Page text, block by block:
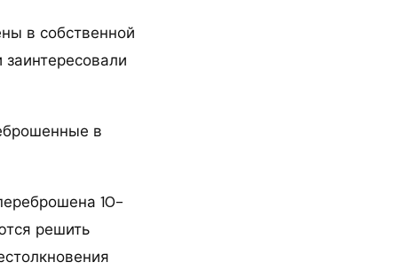
в собственной
в
10-
решить